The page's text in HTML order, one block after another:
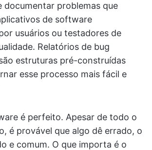
documentar problemas que
de software
usuários ou testadores de
Relatórios de bug
estruturas pré-construídas
esse processo mais fácil e
é perfeito. Apesar de todo o
é provável que algo dê errado, o
e comum. O que importa é o